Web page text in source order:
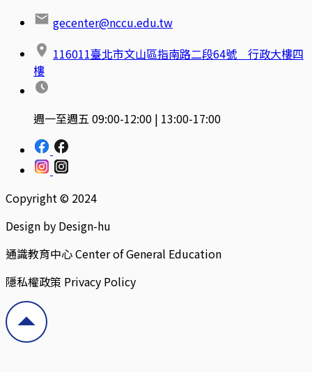
gecenter@nccu.edu.tw
116011臺北市文山區指南路二段64號 行政大樓四
樓
週一至週五 09:00-12:00 | 13:00-17:00
Copyright © 2024
Design by Design-hu
通識教育中心 Center of General Education
隱私權政策 Privacy Policy